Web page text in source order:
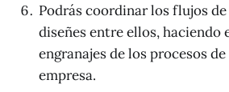
Podrás coordinar los flujos
diseñes entre ellos, haciendo
engranajes de los procesos
empresa.